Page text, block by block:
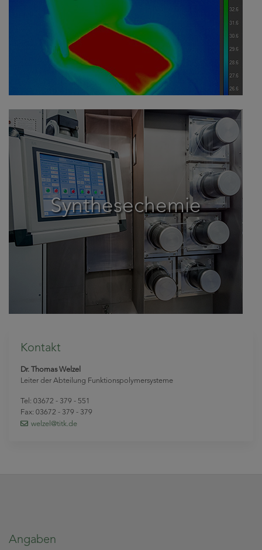
Synthesechemie
Kontakt
Dr. Thomas Welzel
Leiter der Abteilung Funktionspolymersysteme
Tel: 03672 - 379 - 551
Fax: 03672 - 379 - 379
welzel @titk.de
Angaben